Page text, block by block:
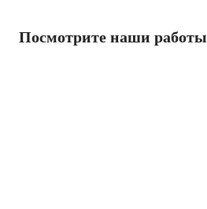
Посмотрите наши работы